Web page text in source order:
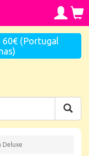
(Portugal
Deluxe